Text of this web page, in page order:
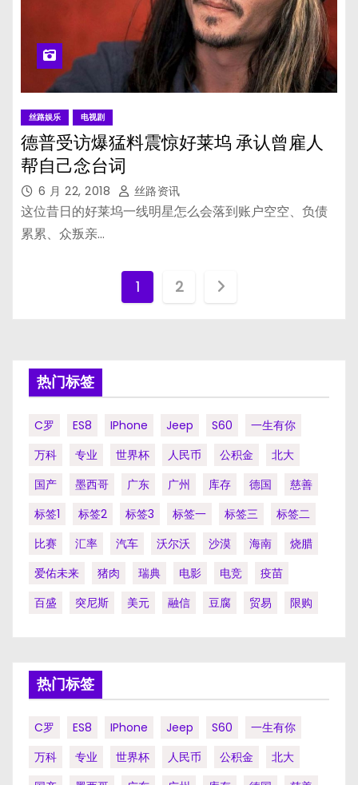
丝路娱乐 电视剧
德普受访爆猛料震惊好莱坞 承认曾雇人
帮自己念台词
6 月 22, 2018 丝路资讯
这位昔日的好莱坞一线明星怎么会落到账户空空、负债
累累、众叛亲…
文1 2
热门标签
C罗 ES8 IPhone Jeep S60
一生有你
万科
专业 世界杯 人民币 公积金
北大
国产
墨西哥 广东 广州 库存 德国
慈善
标签1
标签2 标签3 标签一 标签三
标签二
比赛
汇率 汽车 沃尔沃 沙漠 海南
烧腊
爱佑未来
猪肉 瑞典 电影 电竞
疫苗
百盛
突尼斯 美元 融信 豆腐 贸易 限购
热门标签
C罗 ES8 IPhone Jeep S60
一生有你
万科
专业 世界杯 人民币 公积金
北大